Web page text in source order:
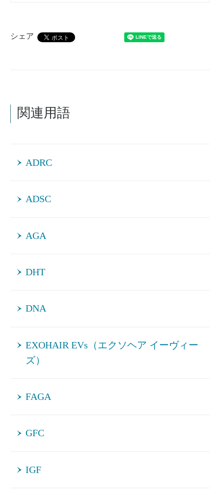
シェア
関連用語
ADRC
ADSC
AGA
DHT
DNA
EXOHAIR EVs（エクソヘア イーヴィー
ズ）
FAGA
GFC
IGF